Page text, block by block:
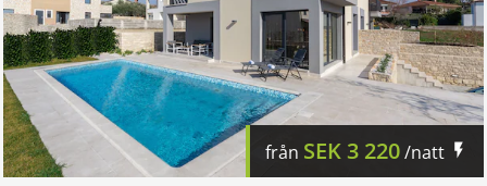
från SEK3 220/natt